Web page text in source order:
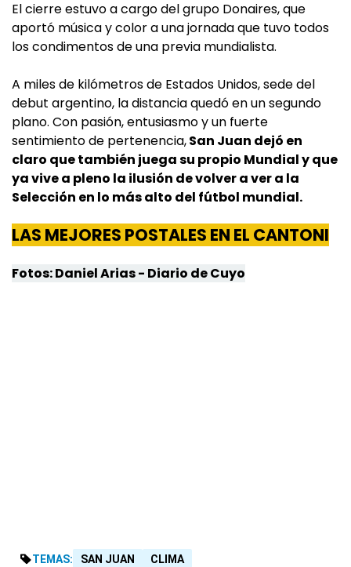
El cierre estuvo a cargo del grupo Donaires, que
aportó música y color a una jornada que tuvo todos
los condimentos de una previa mundialista.
A miles de kilómetros de Estados Unidos, sede del
debut argentino, la distancia quedó en un segundo
plano. Con pasión, entusiasmo y un fuerte
sentimiento de pertenencia,San Juan dejó en
claro que también juega su propio Mundial y que
ya vive a pleno la ilusión de volver a ver a la
Selección en lo más alto del fútbol mundial.
LAS MEJORES POSTALES EN EL CANTONI
Fotos: Daniel Arias - Diario de Cuyo
TEMAS: SAN JUAN
CLIMA